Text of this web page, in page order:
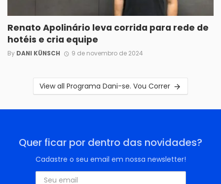
Renato Apolinário leva corrida para rede de
hotéis e cria equipe
By DANI KÜNSCH 9 de novembro de 2024
View all Programa Dani-se. Vou Correr
Quer ficar por dentro das novidades?
Cadastre o seu email em nossa newsletter!